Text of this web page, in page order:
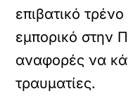
επιβατικό
εμπορικό στην
αναφορές να
τραυματίες.